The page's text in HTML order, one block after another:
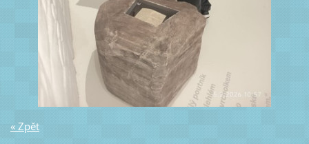
« Zpět